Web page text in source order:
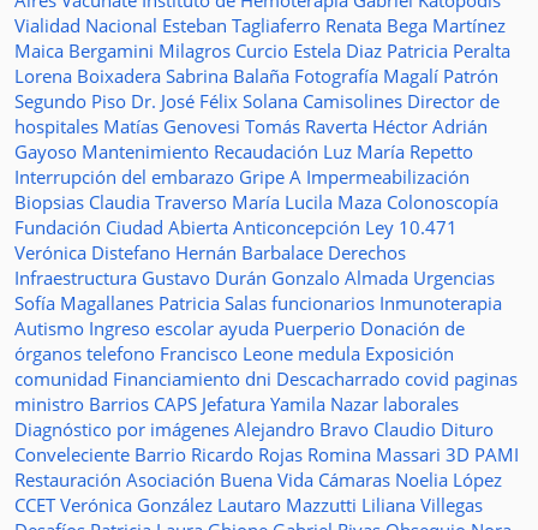
Vialidad Nacional Esteban Tagliaferro Renata Bega Martínez
Maica Bergamini Milagros Curcio Estela Diaz Patricia Peralta
Lorena Boixadera Sabrina Balaña Fotografía Magalí Patrón
Segundo Piso Dr. José Félix Solana Camisolines Director de
hospitales Matías Genovesi Tomás Raverta Héctor Adrián
Gayoso Mantenimiento Recaudación Luz María Repetto
Interrupción del embarazo Gripe A Impermeabilización
Biopsias Claudia Traverso María Lucila Maza Colonoscopía
Fundación Ciudad Abierta Anticoncepción Ley 10.471
Verónica Distefano Hernán Barbalace Derechos
Infraestructura Gustavo Durán Gonzalo Almada Urgencias
Sofía Magallanes Patricia Salas funcionarios Inmunoterapia
Autismo Ingreso escolar ayuda Puerperio Donación de
órganos telefono Francisco Leone medula Exposición
comunidad Financiamiento dni Descacharrado covid paginas
ministro Barrios CAPS Jefatura Yamila Nazar laborales
Diagnóstico por imágenes Alejandro Bravo Claudio Dituro
Conveleciente Barrio Ricardo Rojas Romina Massari 3D PAMI
Restauración Asociación Buena Vida Cámaras Noelia López
CCETVerónica González Lautaro Mazzutti Liliana Villegas